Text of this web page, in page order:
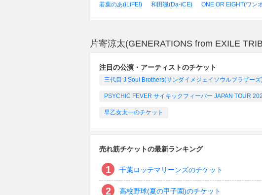
若葉のあ(iLiFE!)
和田颯(Da-iCE) ONE OR EIGHT(ワン
片寄涼太(GENERATIONS from EXILE
注目の公演・アーティストのチケット
三代目 J Soul Brothers(サンダイメジェイソウルブラザーズ
PSYCHIC FEVER サイキックフィーバー JAPAN TOUR
早乙女太一のチケット
売れ筋チケットの最新ランキング
千葉ロッテマリーンズのチケット
高校野球(夏の甲子園)のチケット